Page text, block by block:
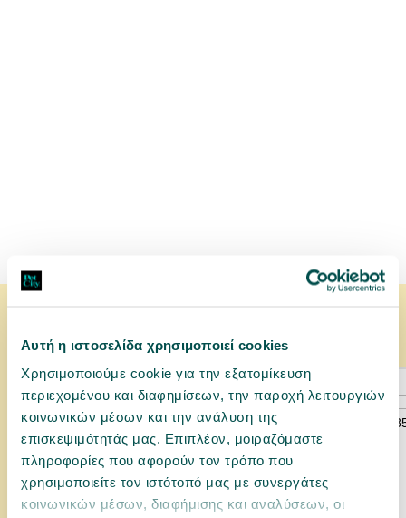
Αυτή η ιστοσελίδα χρησιμοποιεί cookies
Χρησιμοποιούμε cookie για την εξατομίκευση
περιεχομένου και διαφημίσεων, την παροχή λειτουργιών
κοινωνικών μέσων και την ανάλυση της
επισκεψιμότητάς μας. Επιπλέον, μοιραζόμαστε
πληροφορίες που αφορούν τον τρόπο που
χρησιμοποιείτε τον ιστότοπό μας με συνεργάτες
κοινωνικών μέσων, διαφήμισης και αναλύσεων, οι